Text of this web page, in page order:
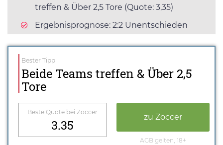
treffen & Über 2,5 Tore (Quote: 3,35)
Ergebnisprognose: 2:2 Unentschieden
Bester Tipp
Beide Teams treffen & Über 2,5
Tore
Beste Quote bei Zoccer
3.35
zu Zoccer
AGB gelten, 18+